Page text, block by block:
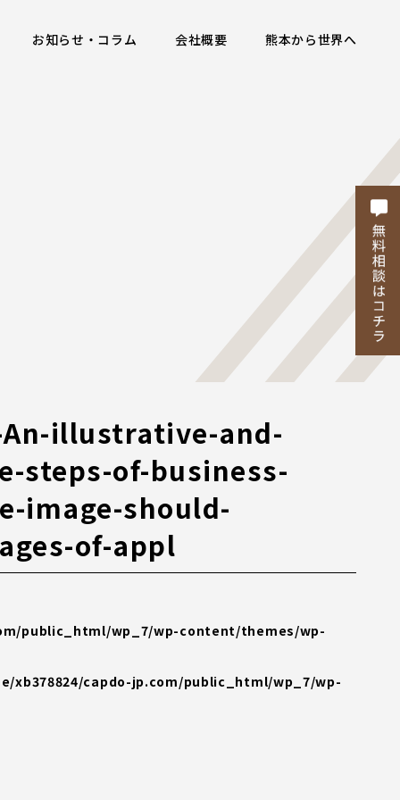
お知らせ・コラム 会社概要 熊本から世界へ
An-illustrative-and-
steps-of-business-
image-should-
of-appl
public_html/wp_7/wp-content/themes/wp-
xb378824/capdo-jp.com/public_html/wp_7/wp-